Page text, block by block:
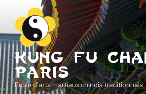
contenu
principal
KUNG FU
PARIS
Ecole d'arts martiaux chinois traditionnels